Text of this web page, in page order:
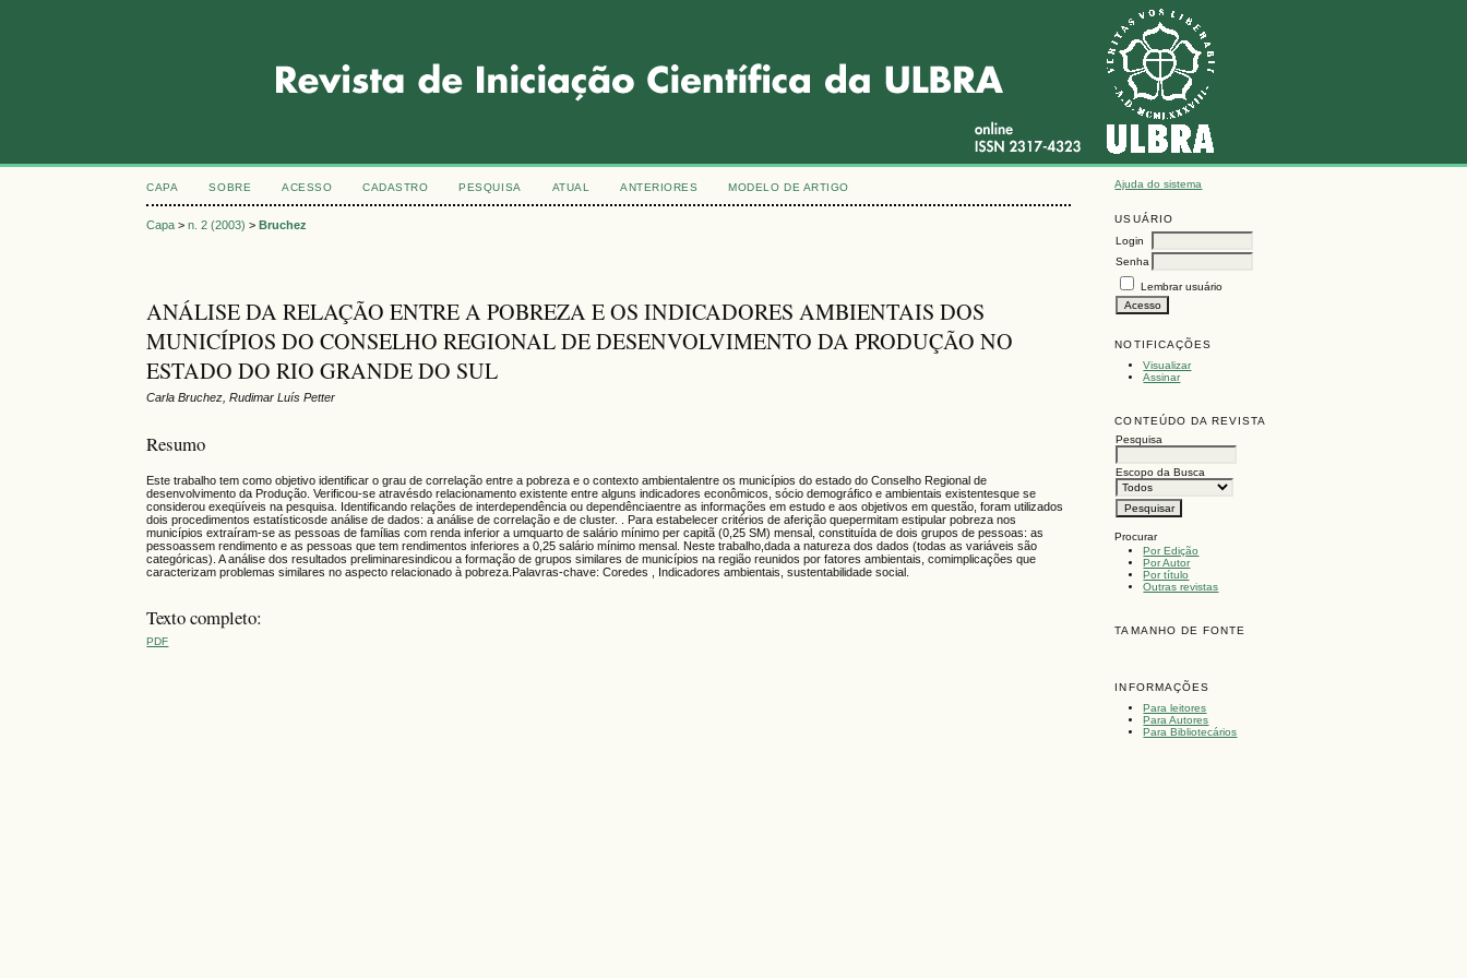
Ajuda do sistema
USUÁRIO
Login
Senha
Lembrar usuário
NOTIFICAÇÕES
Visualizar
Assinar
CONTEÚDO DA REVISTA
Pesquisa
Escopo da Busca
Procurar
Por Edição
Por Autor
Por título
Outras revistas
TAMANHO DE FONTE
INFORMAÇÕES
Para leitores
Para Autores
Para Bibliotecários
CAPA SOBRE ACESSO CADASTRO PESQUISA ATUAL ANTERIORES MODELO DE ARTIGO
Capa >n. 2 (2003) >Bruchez
ANÁLISE DA RELAÇÃO ENTRE A POBREZA E OS INDICADORES AMBIENTAIS DOS
MUNICÍPIOS DO CONSELHO REGIONAL DE DESENVOLVIMENTO DA PRODUÇÃO NO
ESTADO DO RIO GRANDE DO SUL
Carla Bruchez, Rudimar Luís Petter
Resumo
Este trabalho tem como objetivo identificar o grau de correlação entre a pobreza e o contexto ambientalentre os municípios do estado do Conselho Regional de
desenvolvimento da Produção. Verificou-se atravésdo relacionamento existente entre alguns indicadores econômicos, sócio demográfico e ambientais existentesque se
considerou exeqüíveis na pesquisa. Identificando relações de interdependência ou dependênciaentre as informações em estudo e aos objetivos em questão, foram utilizados
dois procedimentos estatísticosde análise de dados: a análise de correlação e de cluster. . Para estabelecer critérios de aferição quepermitam estipular pobreza nos
municípios extraíram-se as pessoas de famílias com renda inferior a umquarto de salário mínimo per capitã (0,25 SM) mensal, constituída de dois grupos de pessoas: as
pessoassem rendimento e as pessoas que tem rendimentos inferiores a 0,25 salário mínimo mensal. Neste trabalho,dada a natureza dos dados (todas as variáveis são
categóricas). A análise dos resultados preliminaresindicou a formação de grupos similares de municípios na região reunidos por fatores ambientais, comimplicações que
caracterizam problemas similares no aspecto relacionado à pobreza.Palavras-chave: Coredes , Indicadores ambientais, sustentabilidade social.
Texto completo:
PDF